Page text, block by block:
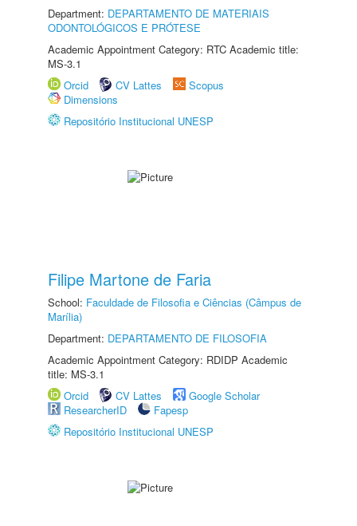
Department: DEPARTAMENTO DE MATERIAIS
ODONTOLÓGICOS E PRÓTESE
Academic Appointment Category: RTC Academic title:
MS-3.1
Orcid
CV Lattes
Scopus
Dimensions
Repositório Institucional UNESP
Filipe Martone de Faria
School: Faculdade de Filosofia e Ciências (Câmpus de
Marília)
Department: DEPARTAMENTO DE FILOSOFIA
Academic Appointment Category: RDIDP Academic
title: MS-3.1
Orcid
CV Lattes
Google Scholar
ResearcherID
Fapesp
Repositório Institucional UNESP